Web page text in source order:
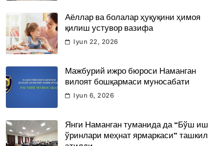
Аёллар ва болалар ҳуқуқини ҳимоя
қилиш устувор вазифа
Iyun 22, 2026
Мажбурий ижро бюроси Наманган
вилоят бошқармаси муносабати
Iyun 6, 2026
Янги Наманган туманида да “Бўш иш
ўринлари меҳнат ярмаркаси” ташкил